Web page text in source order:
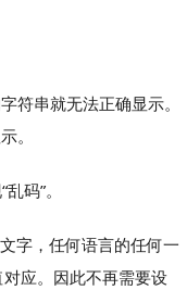
符串就无法正确显示。
。
码”。
字，任何语言的任何一
应。因此不再需要设